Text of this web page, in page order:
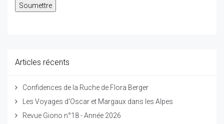
Articles récents
Confidences de la Ruche de Flora Berger
Les Voyages d'Oscar et Margaux dans les Alpes
Revue Giono n°18 - Année 2026